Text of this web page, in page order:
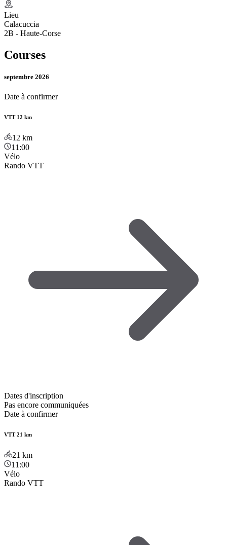
Lieu
Calacuccia
2B - Haute-Corse
Courses
septembre 2026
Date à confirmer
VTT 12 km
12 km
11:00
Vélo
Rando VTT
Dates d'inscription
Pas encore communiquées
Date à confirmer
VTT 21 km
21 km
11:00
Vélo
Rando VTT